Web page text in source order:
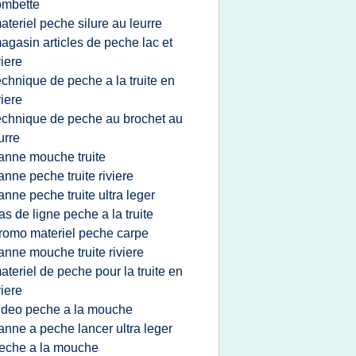
peche silure au leurre
articles de peche lac et
de peche a la truite en
de peche au brochet au
mouche truite
peche truite riviere
peche truite ultra leger
de ligne peche a la truite
materiel peche carpe
mouche truite riviere
de peche pour la truite en
peche a la mouche
a peche lancer ultra leger
a la mouche